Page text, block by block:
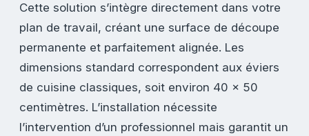
Cette solution s’intègre directement dans votre
plan de travail, créant une surface de découpe
permanente et parfaitement alignée. Les
dimensions standard correspondent aux éviers
de cuisine classiques, soit environ 40 x 50
centimètres. L’installation nécessite
l’intervention d’un professionnel mais garantit un